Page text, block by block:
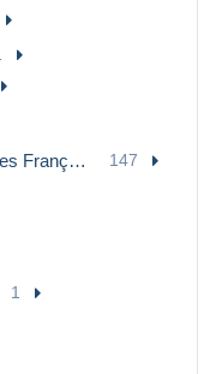
Terres Australes et Antarctiques Françaises (TAAF) 147
1